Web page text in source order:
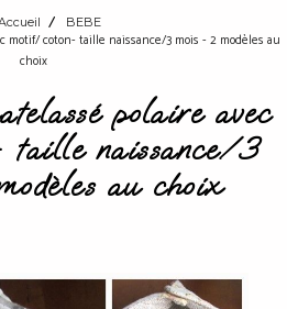
BEBE
motif/ coton- taille naissance/3 mois - 2 modèles au
choix
polaire avec
naissance/3
au choix